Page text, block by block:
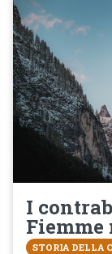
I
Fiemme
STORIA DELLA